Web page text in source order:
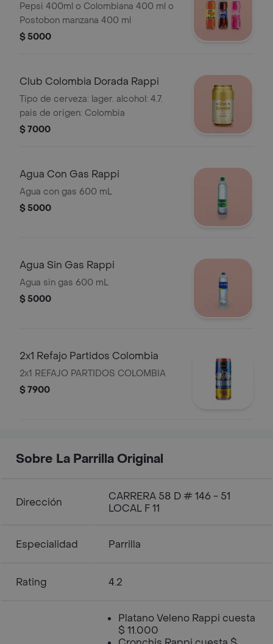
Pepsi 400ml o Colombiana 400 ml o
Postobon manzana 400 ml
$ 5000
Club Colombia Dorada Rappi
Tipo de cerveza: lager. alcohol: 4.7.
pais de origen: Colombia
$ 7000
Agua Con Gas Rappi
Agua con gas 600 mL
$ 5000
Agua Sin Gas Rappi
Agua sin gas 600 mL
$ 5000
2x1 Refajo Partidos Colombia
2x1 REFAJO PARTIDOS COLOMBIA
$ 7900
Sobre La Parrilla Original
Dirección
CARRERA 58 D # 146 - 51
LOCAL F 11
Especialidad Parrilla
Rating 4.2
Platano Veleno Rappi cuesta
$ 11.000